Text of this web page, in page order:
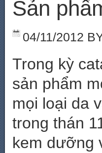
Sản
04/11/2012
Trong kỳ
sản phẩm
mọi loại da
trong thán
kem dưỡng